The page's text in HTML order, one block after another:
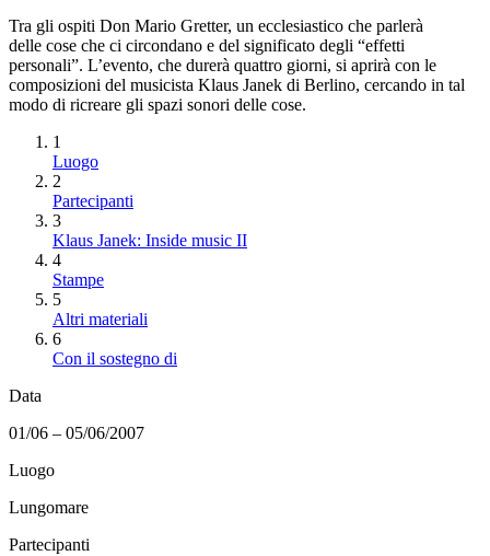
Tra gli ospiti Don Mario Gretter, un ecclesiastico che parlerà
delle cose che ci circondano e del significato degli “effetti
personali”. L’evento, che durerà quattro giorni, si aprirà con le
composizioni del musicista Klaus Janek di Berlino, cercando in tal
modo di ricreare gli spazi sonori delle cose.
1
Luogo
2
Partecipanti
3
Klaus Janek: Inside music II
4
Stampe
5
Altri materiali
6
Con il sostegno di
Data
01/06 – 05/06/2007
Luogo
Lungomare
Partecipanti